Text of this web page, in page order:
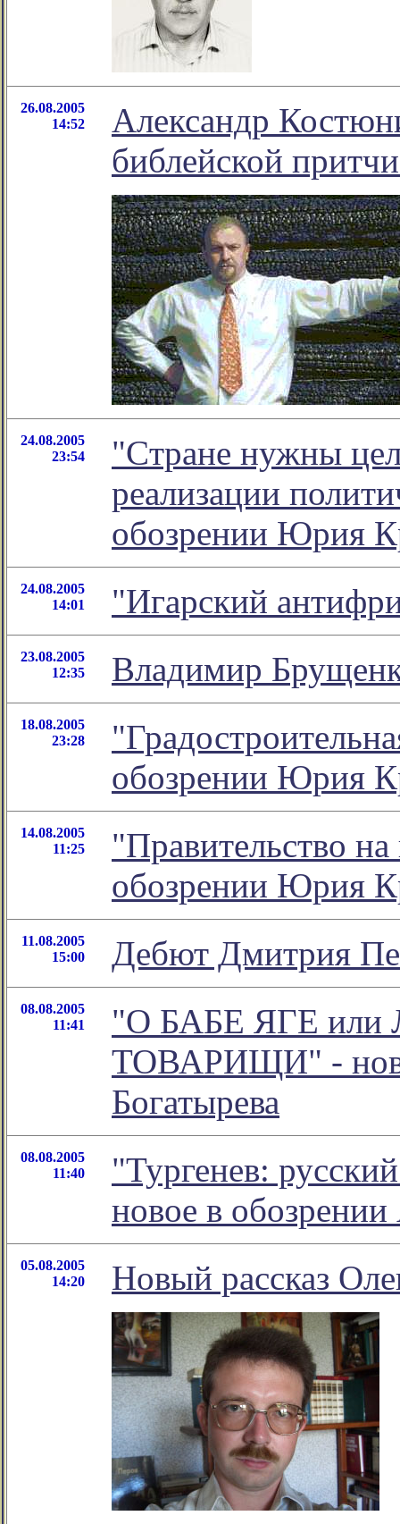
26.08.2005
14:52
Александр
библейской
24.08.2005
23:54
"Cтране нужны
реализации
обозрении Юрия
24.08.2005
14:01
"Игарский
23.08.2005
12:35
Владимир
18.08.2005
23:28
обозрении Юрия
14.08.2005
11:25
"Правительство
обозрении Юрия
11.08.2005
15:00
Дебют Дмитрия
08.08.2005
11:41
"О БАБЕ ЯГЕ
ТОВАРИЩИ" -
Богатырева
08.08.2005
11:40
"Тургенев:
новое в
05.08.2005
14:20
Новый рассказ